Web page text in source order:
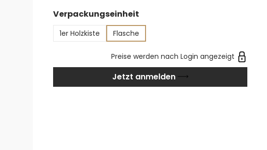
hervorragenden Begleiter zu kräftigen
Fleischgerichten, Wild und reifen, aromatischen
Verpackungseinheit
1er Holzkiste Flasche
Preise werden nach Login angezeigt
Jetzt anmelden